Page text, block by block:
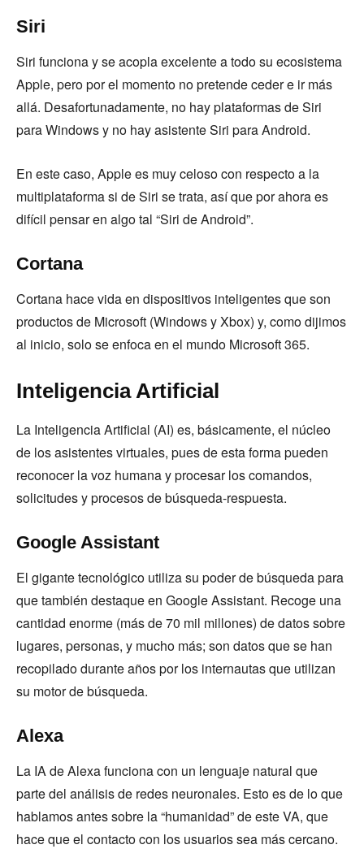
Siri
Siri funciona y se acopla excelente a todo su ecosistema
Apple, pero por el momento no pretende ceder e ir más
allá. Desafortunadamente, no hay plataformas de Siri
para Windows y no hay asistente Siri para Android.
En este caso, Apple es muy celoso con respecto a la
multiplataforma si de Siri se trata, así que por ahora es
difícil pensar en algo tal “Siri de Android”.
Cortana
Cortana hace vida en dispositivos inteligentes que son
productos de Microsoft (Windows y Xbox) y, como dijimos
al inicio, solo se enfoca en el mundo Microsoft 365.
Inteligencia Artificial
La Inteligencia Artificial (AI) es, básicamente, el núcleo
de los asistentes virtuales, pues de esta forma pueden
reconocer la voz humana y procesar los comandos,
solicitudes y procesos de búsqueda-respuesta.
Google Assistant
El gigante tecnológico utiliza su poder de búsqueda para
que también destaque en Google Assistant. Recoge una
cantidad enorme (más de 70 mil millones) de datos sobre
lugares, personas, y mucho más; son datos que se han
recopilado durante años por los internautas que utilizan
su motor de búsqueda.
Alexa
La IA de Alexa funciona con un lenguaje natural que
parte del análisis de redes neuronales. Esto es de lo que
hablamos antes sobre la “humanidad” de este VA, que
hace que el contacto con los usuarios sea más cercano.